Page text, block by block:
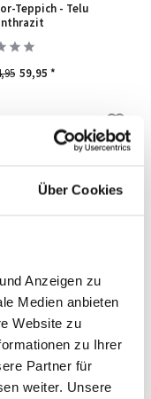
Über Cookies
Anzeigen zu
Medien anbieten
Website zu
zu Ihrer
Partner für
weiter. Unsere
Teppich - Telu
59,95 *
Teppich - Eru
59,95 *